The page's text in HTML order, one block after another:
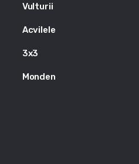
Vulturii
Acvilele
3x3
Monden